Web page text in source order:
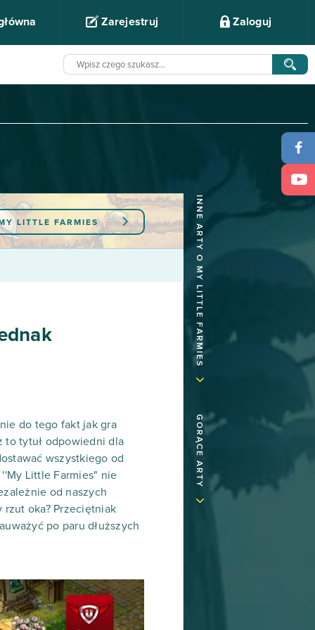
Zarejestruj Zaloguj
INNE ARTY O MY LITTLE FARMIES
GORĄCE ARTY
LITTLE FARMIES
do tego fakt jak gra
to tytuł odpowiedni dla
wszystkiego od
Little Farmies" nie
od naszych
oka? Przeciętniak
po paru dłuższych